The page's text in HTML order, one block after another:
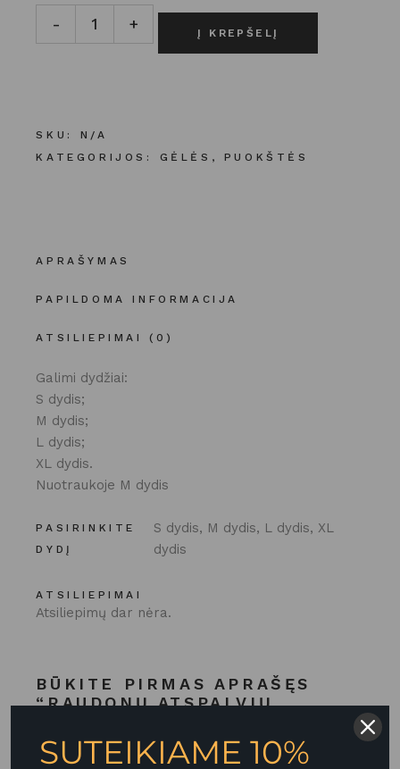
Raudonų atspalvių puokštė „Ruby“ kiekis
- + Į KREPŠELĮ
SKU:
N/A
KATEGORIJOS:
GĖLĖS , PUOKŠTĖS
APRAŠYMAS
PAPILDOMA INFORMACIJA
ATSILIEPIMAI (0)
Galimi dydžiai:
S dydis;
M dydis;
L dydis;
XL dydis.
Nuotraukoje M dydis
PASIRINKITE
DYDĮ
S dydis, M dydis, L dydis, XL
dydis
ATSILIEPIMAI
Atsiliepimų dar nėra.
BŪKITE PIRMAS APRAŠĘS
“RAUDONŲ ATSPALVIŲ
El. pašto adresas nebus skelbiamas. Būtini
SUTEIKIAME 10%